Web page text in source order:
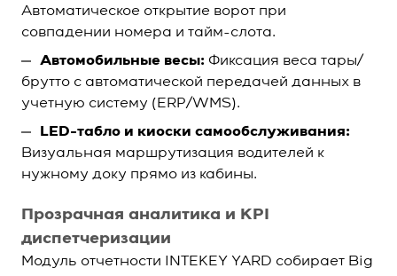
Автоматическое открытие ворот при
совпадении номера и тайм-слота.
Автомобильные весы: Фиксация веса тары/
брутто с автоматической передачей данных в
учетную систему (ERP/WMS).
LED-табло и киоски самообслуживания:
Визуальная маршрутизация водителей к
нужному доку прямо из кабины.
Прозрачная аналитика и KPI
диспетчеризации
Модуль отчетности INTEKEY YARD собирает Big